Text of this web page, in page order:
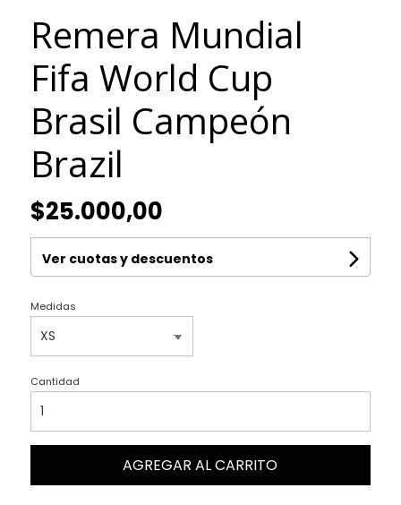
Remera Mundial
Fifa World Cup
Brasil Campeón
Brazil
$25.000,00
Ver cuotas y descuentos
Medidas
Cantidad
AGREGAR AL CARRITO